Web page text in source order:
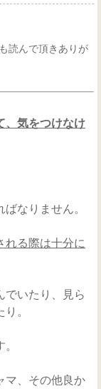
読んで頂きありが
、気をつけなけ
なりません。
れる際は十分に
でいたり、見ら
。
マ、その他良か